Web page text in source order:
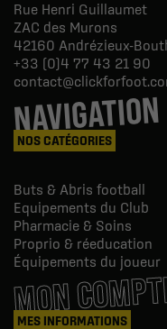
Rue Henri Guillaumet
ZAC des Murons
42160 Andrézieux-
+33 (0)4 77 43 21 90
NAVIGATION
NOS CATÉGORIES
Buts & Abris football
Equipements du Club
Pharmacie & Soins
Proprio & réeducation
Équipements du joueur
MON
MES INFORMATIONS